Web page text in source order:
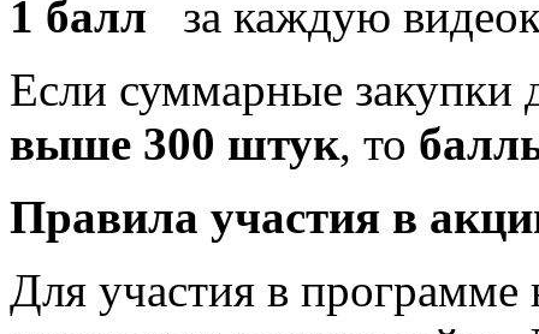
1 балл за каждую
Если суммарные закупки
выше 300 штук, то
Правила участия в
Для участия в программе